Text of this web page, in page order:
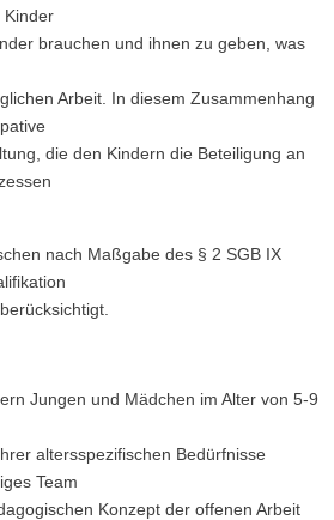
Kinder
brauchen und ihnen zu geben, was
Arbeit. In diesem Zusammenhang
die den Kindern die Beteiligung an
nach Maßgabe des § 2 SGB IX
Jungen und Mädchen im Alter von 5-9
altersspezifischen Bedürfnisse
Team
Konzept der offenen Arbeit